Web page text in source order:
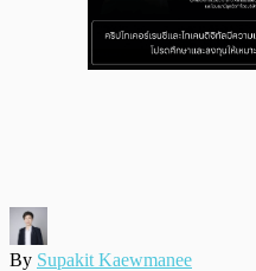
By Supakit Kaewmanee